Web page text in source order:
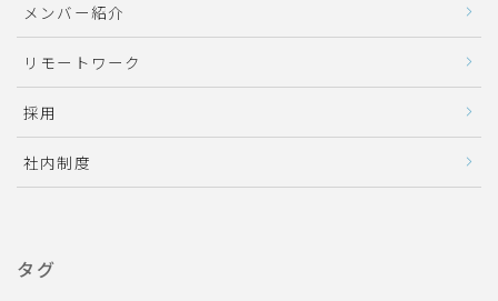
メンバー紹介
リモートワーク
採用
社内制度
タグ